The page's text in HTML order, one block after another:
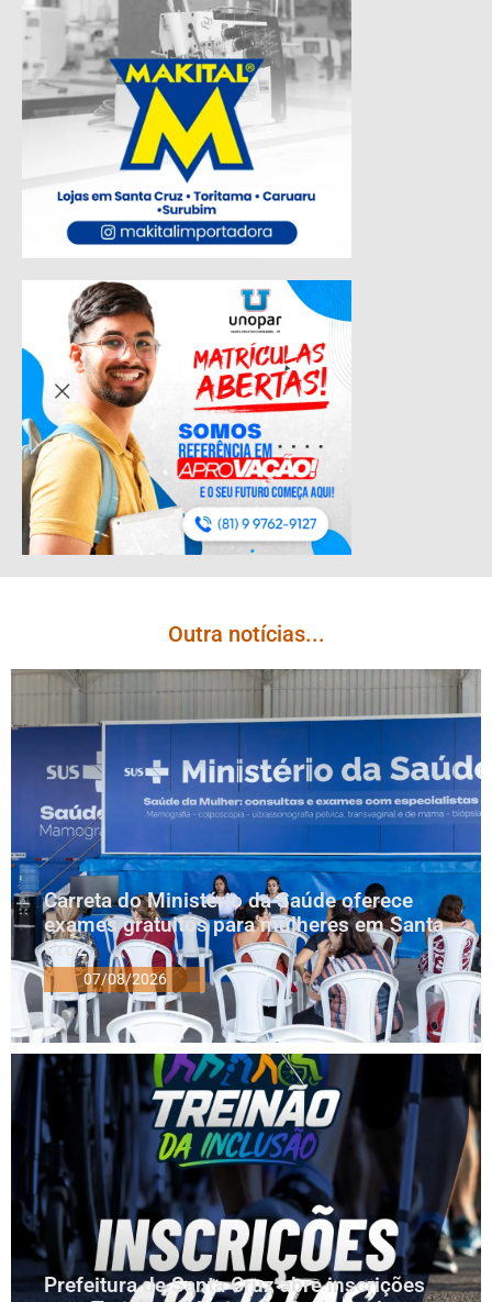
Outra notícias...
Carreta do Ministério da Saúde oferece
exames gratuitos para mulheres em Santa
Cruz
07/08/2026
Prefeitura de Santa Cruz abre inscrições